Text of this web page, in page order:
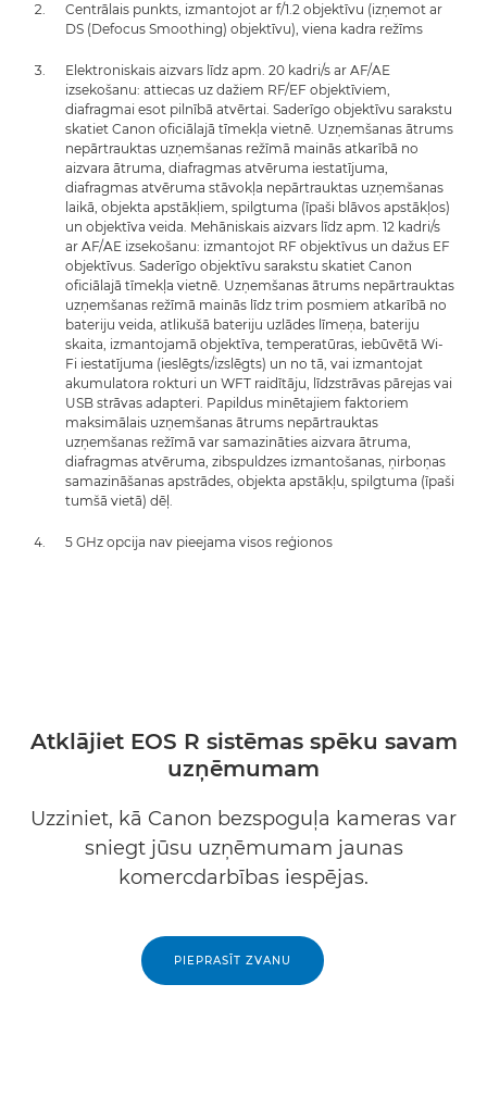
Centrālais punkts, izmantojot ar f/1.2 objektīvu (izņemot ar
DS (Defocus Smoothing) objektīvu), viena kadra režīms
Elektroniskais aizvars līdz apm. 20 kadri/s ar AF/AE
izsekošanu: attiecas uz dažiem RF/EF objektīviem,
diafragmai esot pilnībā atvērtai. Saderīgo objektīvu sarakstu
skatiet Canon oficiālajā tīmekļa vietnē. Uzņemšanas ātrums
nepārtrauktas uzņemšanas režīmā mainās atkarībā no
aizvara ātruma, diafragmas atvēruma iestatījuma,
diafragmas atvēruma stāvokļa nepārtrauktas uzņemšanas
laikā, objekta apstākļiem, spilgtuma (īpaši blāvos apstākļos)
un objektīva veida. Mehāniskais aizvars līdz apm. 12 kadri/s
ar AF/AE izsekošanu: izmantojot RF objektīvus un dažus EF
objektīvus. Saderīgo objektīvu sarakstu skatiet Canon
oficiālajā tīmekļa vietnē. Uzņemšanas ātrums nepārtrauktas
uzņemšanas režīmā mainās līdz trim posmiem atkarībā no
bateriju veida, atlikušā bateriju uzlādes līmeņa, bateriju
skaita, izmantojamā objektīva, temperatūras, iebūvētā Wi-
Fi iestatījuma (ieslēgts/izslēgts) un no tā, vai izmantojat
akumulatora rokturi un WFT raidītāju, līdzstrāvas pārejas vai
USB strāvas adapteri. Papildus minētajiem faktoriem
maksimālais uzņemšanas ātrums nepārtrauktas
uzņemšanas režīmā var samazināties aizvara ātruma,
diafragmas atvēruma, zibspuldzes izmantošanas, ņirboņas
samazināšanas apstrādes, objekta apstākļu, spilgtuma (īpaši
tumšā vietā) dēļ.
5 GHz opcija nav pieejama visos reģionos
Atklājiet EOS R sistēmas spēku savam
uzņēmumam
Uzziniet, kā Canon bezspoguļa kameras var
sniegt jūsu uzņēmumam jaunas
komercdarbības iespējas.
PIEPRASĪT ZVANU